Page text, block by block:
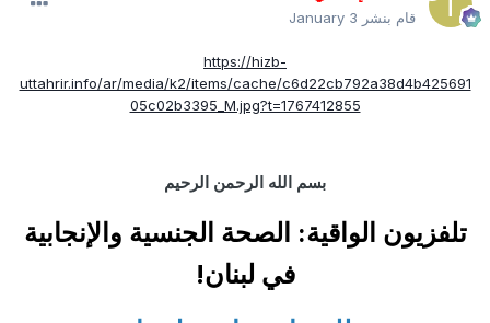
قام بنشر January 3
https://hizb-
uttahrir.info/ar/media/k2/items/cache/c6d22cb792a38d4b425691
05c02b3395_M.jpg?t=1767412855
بسم الله الرحمن الرحيم
تلفزيون الواقية: الصحة الجنسية والإنجابية
في لبنان!